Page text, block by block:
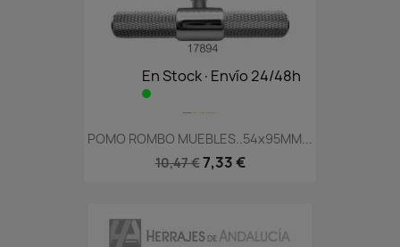
En Stock·Envío 24/48h
POMO ROMBO MUEBLES..54x95MM...
10,47 €7,33 €